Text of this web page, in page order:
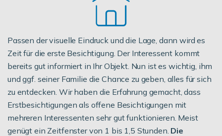
Passen der visuelle Eindruck und die Lage, dann wird es
Zeit für die erste Besichtigung. Der Interessent kommt
bereits gut informiert in Ihr Objekt. Nun ist es wichtig, ihm
und ggf. seiner Familie die Chance zu geben, alles für sich
zu entdecken. Wir haben die Erfahrung gemacht, dass
Erstbesichtigungen als offene Besichtigungen mit
mehreren Interessenten sehr gut funktionieren. Meist
genügt ein Zeitfenster von 1 bis 1,5 Stunden. Die